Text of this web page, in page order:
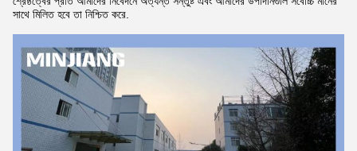
সাথে মিলিত হবে তা নিশ্চিত করে.